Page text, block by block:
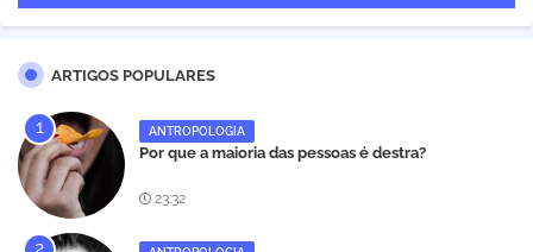
ARTIGOS POPULARES
ANTROPOLOGIA
Por que a maioria das pessoas é destra?
23:32